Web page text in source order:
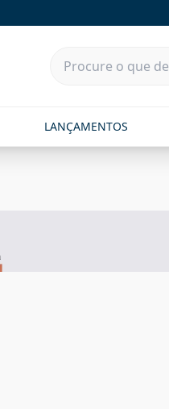
LANÇAMENTOS